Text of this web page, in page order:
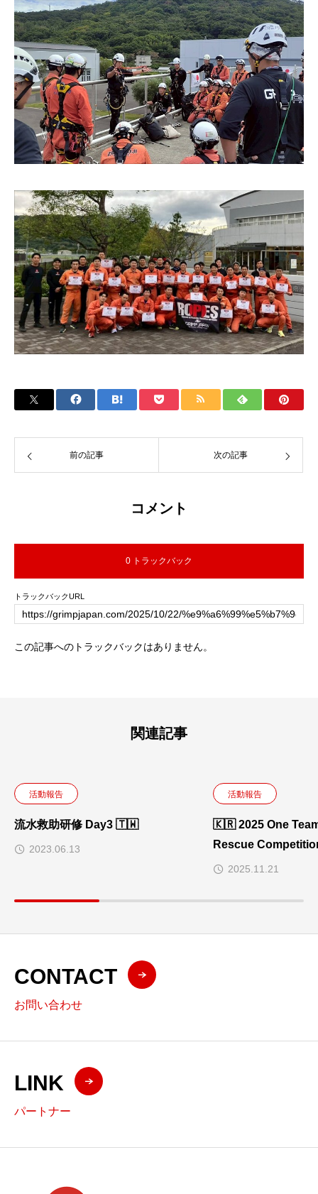
前の記事 次の記事
コメント
0 トラックバック
トラックバックURL
この記事へのトラックバックはありません。
関連記事
活動報告
流水救助研修 Day3 🇹🇼
2023.06.13
活動報告
🇰🇷 2025 One
Rescue
2025.11.21
CONTACT
お問い合わせ
LINK
パートナー